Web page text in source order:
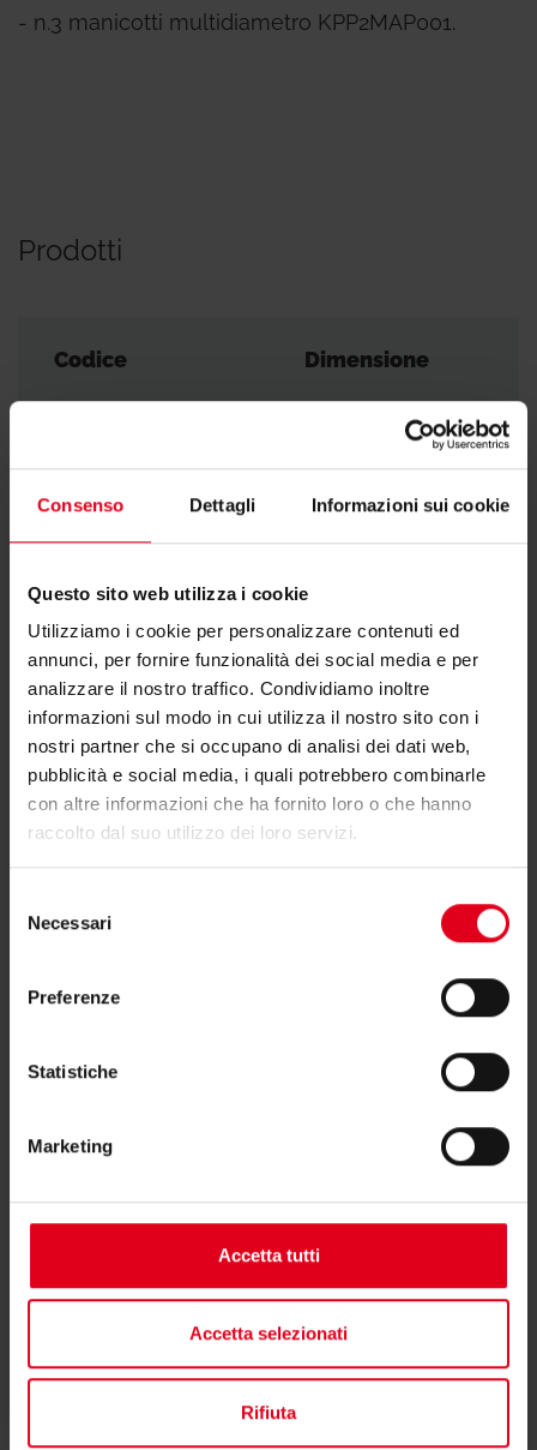
Consenso Dettagli Informazioni sui cookie
Questo sito web utilizza i cookie
Utilizziamo i cookie per personalizzare contenuti ed
annunci, per fornire funzionalità dei social media e per
analizzare il nostro traffico. Condividiamo inoltre
informazioni sul modo in cui utilizza il nostro sito con i
nostri partner che si occupano di analisi dei dati web,
pubblicità e social media, i quali potrebbero combinarle
con altre informazioni che ha fornito loro o che hanno
raccolto dal suo utilizzo dei loro servizi.
delNecessari
Preferenze
Statistiche
Marketing
Accetta tutti
Accetta selezionati
Rifiuta
- n.3 manicotti multidiametro KPP2MAP001.
Prodotti
Codice Dimensione
3 x Ø75-90 mm
Hai bisogno di supporto per KPP-3M?
Se hai bisogno di ulteriori informazioni contatta il
consulente tecnico o commerciale di zona.
Trova il consulente di zona
Potrebbero interessarti anche